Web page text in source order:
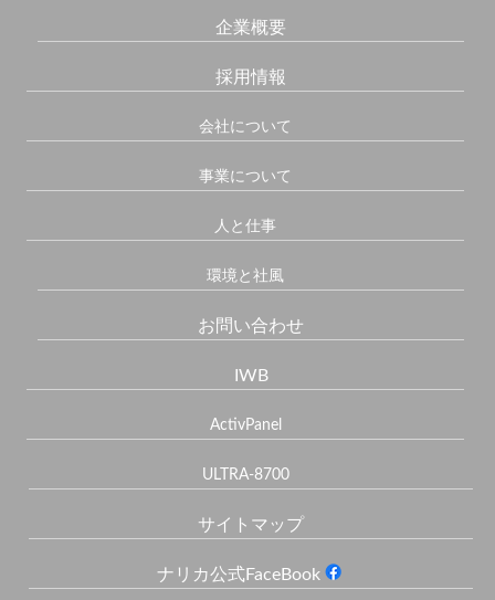
企業概要
採用情報
会社について
事業について
人と仕事
環境と社風
お問い合わせ
IWB
ActivPanel
ULTRA-8700
サイトマップ
ナリカ公式FaceBook